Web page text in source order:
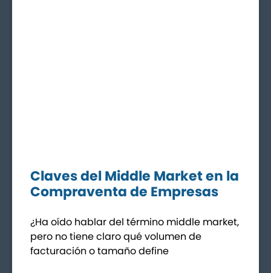
Claves del Middle Market en la
Compraventa de Empresas
¿Ha oído hablar del término middle market,
pero no tiene claro qué volumen de
facturación o tamaño define